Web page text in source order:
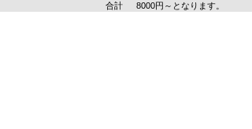
合計 8000円～となります。